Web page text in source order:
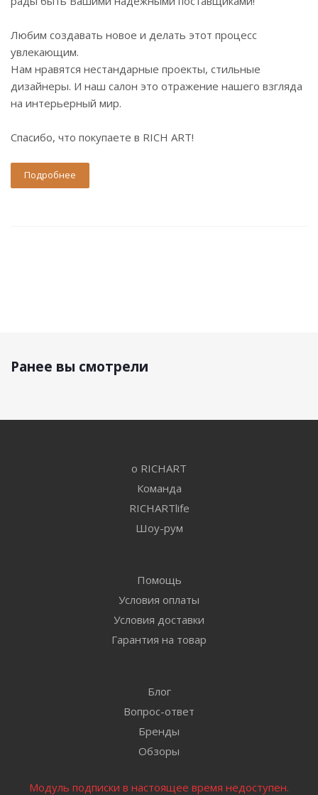
Любим создавать новое и делать этот процесс
увлекающим.
Нам нравятся нестандарные проекты, стильные
дизайнеры. И наш салон это отражение нашего взгляда
на интерьерный мир.
Спасибо, что покупаете в RICH ART!
Подробнее
Ранее вы смотрели
о RICHART
Команда
RICHARTlife
Шоу-рум
Помощь
Условия оплаты
Условия доставки
Гарантия на товар
Блог
Вопрос-ответ
Бренды
Обзоры
Модуль подписки в настоящее время недоступен.